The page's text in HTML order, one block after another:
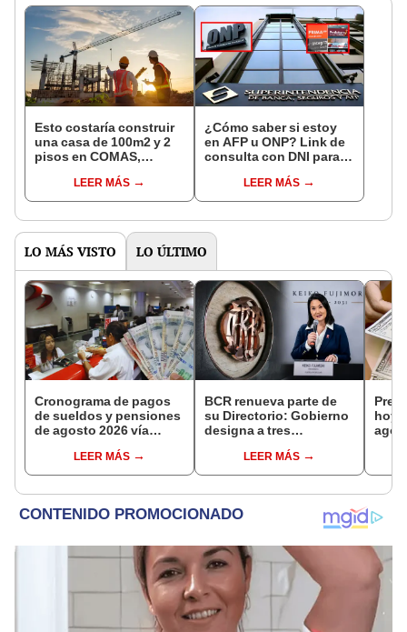
Esto costaría construir
una casa de 100m2 y 2
pisos en COMAS,
distritos de LIMA
NORTE
LEER MÁS
¿Cómo saber si estoy
en AFP u ONP? Link de
consulta con DNI para
pensiones estás
LEER MÁS
LO MÁS VISTO LO ÚLTIMO
Cronograma de pagos
de sueldos y pensiones
de agosto 2026 vía
conoce las fechas de
depósito
LEER MÁS
BCR renueva parte de
su Directorio: Gobierno
designa a tres
EjecutivoLEER MÁS
hoy,